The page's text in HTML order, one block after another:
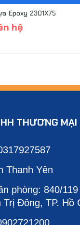
Epoxy 2301X75
hệ
THƯƠNG MẠI
Thanh Yên
phòng: 840/
Đông, TP. Hồ